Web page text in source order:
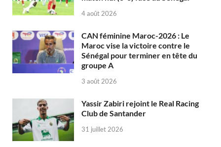
4 août 2026
CAN féminine Maroc-2026 : Le
Maroc vise la victoire contre le
Sénégal pour terminer en tête du
groupe A
3 août 2026
Yassir Zabiri rejoint le Real Racing
Club de Santander
31 juillet 2026